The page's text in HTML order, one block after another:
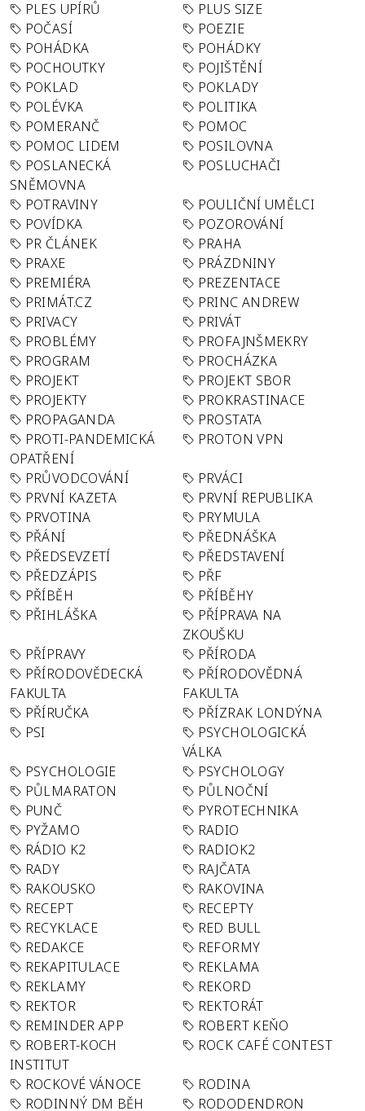
PLES UPÍRŮ
PLUS SIZE
POČASÍ
POEZIE
POHÁDKA
POHÁDKY
POCHOUTKY
POJIŠTĚNÍ
POKLAD
POKLADY
POLÉVKA
POLITIKA
POMERANČ
POMOC
POMOC LIDEM
POSILOVNA
POSLANECKÁ
SNĚMOVNA
POSLUCHAČI
POTRAVINY
POULIČNÍ UMĚLCI
POVÍDKA
POZOROVÁNÍ
PR ČLÁNEK
PRAHA
PRAXE
PRÁZDNINY
PREMIÉRA
PREZENTACE
PRIMÁT.CZ
PRINC ANDREW
PRIVACY
PRIVÁT
PROBLÉMY
PROFAJNŠMEKRY
PROGRAM
PROCHÁZKA
PROJEKT
PROJEKT SBOR
PROJEKTY
PROKRASTINACE
PROPAGANDA
PROSTATA
PROTI-PANDEMICKÁ
OPATŘENÍ
PROTON VPN
PRŮVODCOVÁNÍ
PRVÁCI
PRVNÍ KAZETA
PRVNÍ REPUBLIKA
PRVOTINA
PRYMULA
PŘÁNÍ
PŘEDNÁŠKA
PŘEDSEVZETÍ
PŘEDSTAVENÍ
PŘEDZÁPIS
PŘF
PŘÍBĚH
PŘÍBĚHY
PŘIHLÁŠKA
PŘÍPRAVA NA
ZKOUŠKU
PŘÍPRAVY
PŘÍRODA
PŘÍRODOVĚDECKÁ
FAKULTA
PŘÍRODOVĚDNÁ
FAKULTA
PŘÍRUČKA
PŘÍZRAK LONDÝNA
PSI
PSYCHOLOGICKÁ
VÁLKA
PSYCHOLOGIE
PSYCHOLOGY
PŮLMARATON
PŮLNOČNÍ
PUNČ
PYROTECHNIKA
PYŽAMO
RADIO
RÁDIO K2
RADIOK2
RADY
RAJČATA
RAKOUSKO
RAKOVINA
RECEPT
RECEPTY
RECYKLACE
RED BULL
REDAKCE
REFORMY
REKAPITULACE
REKLAMA
REKLAMY
REKORD
REKTOR
REKTORÁT
REMINDER APP
ROBERT KEŇO
ROBERT-KOCH
INSTITUT
ROCK CAFÉ CONTEST
ROCKOVÉ VÁNOCE
RODINA
RODINNÝ DM BĚH
RODODENDRON